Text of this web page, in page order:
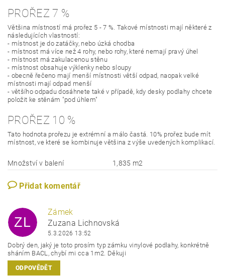
PROŘEZ 7 %
Většina místností má prořez 5 - 7 %. Takové místnosti mají některé z
následujících vlastností:
- místnost je do zatáčky, nebo úzká chodba
- místnost má více než 4 rohy, nebo rohy, které nemají pravý úhel
- místnost má zakulacenou stěnu
- místnost obsahuje výklenky nebo sloupy
- obecně řečeno mají menší místnosti větší odpad, naopak velké
místnosti mají odpad menší
- většího odpadu dosáhnete také v případě, kdy desky podlahy chcete
položit ke stěnám "pod úhlem"
PROŘEZ 10 %
Tato hodnota prořezu je extrémní a málo častá. 10% prořez bude mít
místnost, ve které se kombinuje většina z výše uvedených komplikací.
Množství v balení 1,835 m2
Přidat komentář
ZL
Zámek
Zuzana Lichnovská
5.3.2026 13:52
Dobrý den, jaký je toto prosím typ zámku vinylové podlahy, konkrétně
sháním BACL, chybí mi cca 1m2. Děkuji
ODPOVĚDĚT